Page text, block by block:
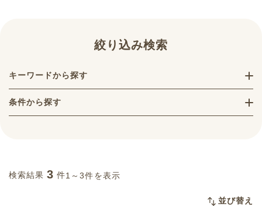
絞り込み検索
キーワードから探す
条件から探す
検索結果 3 件1～3件を表示
並び替え